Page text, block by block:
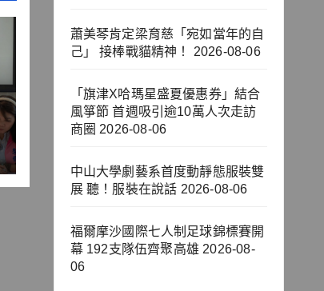
蕭美琴肯定梁育慈「宛如當年的自
己」 接棒戰貓精神！
2026-08-06
「旗津X哈瑪星盛夏優惠券」結合
風箏節 首週吸引逾10萬人次走訪
商圈 2026-08-06
中山大學劇藝系首度動靜態服裝雙
展 聽！服裝在說話 2026-08-06
福爾摩沙國際七人制足球錦標賽開
幕 192支隊伍齊聚高雄 2026-08-
06